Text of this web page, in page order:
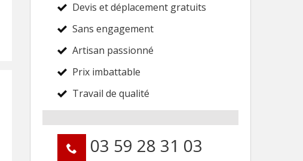
Devis et déplacement gratuits
Sans engagement
Artisan passionné
Prix imbattable
Travail de qualité
03 59 28 31 03